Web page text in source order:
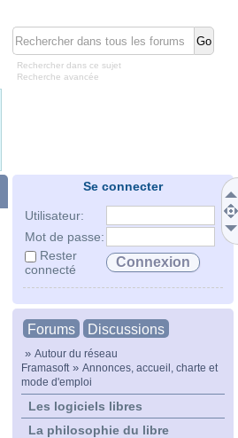
Rechercher dans ce sujet
Recherche avancée
Se connecter
Utilisateur:
Mot de passe:
Rester
connecté
Forums Discussions
» Autour du réseau
Framasoft» Annonces, accueil, charte et
mode d'emploi
Les logiciels libres
La philosophie du libre